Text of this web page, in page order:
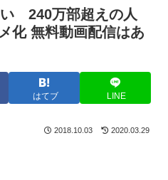
240万部超えの人
化 無料動画配信はあ
はてブ LINE
2018.10.03 2020.03.29